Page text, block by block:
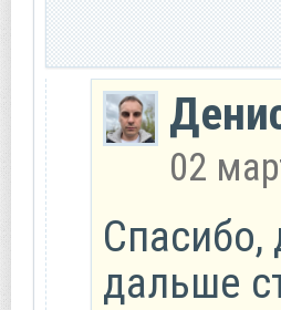
02
Спасибо,
дальше